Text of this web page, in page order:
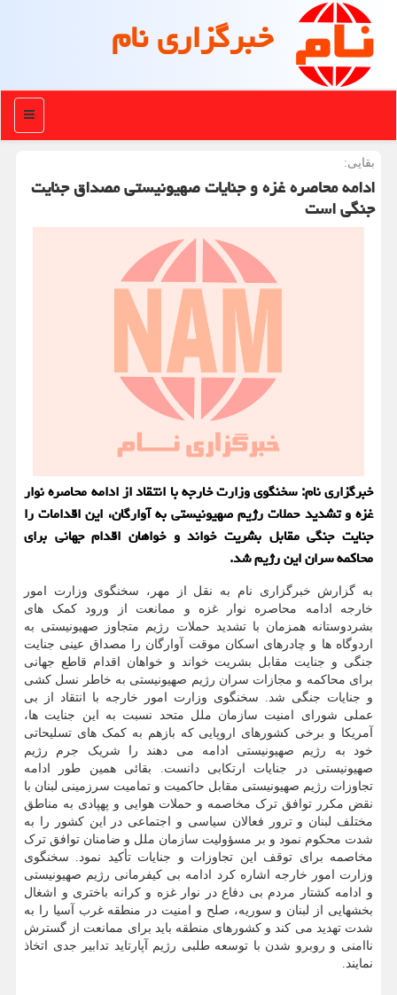
خبرگزاری نام
منو
بقایی:
ادامه محاصره غزه و جنایات صهیونیستی مصداق جنایت
جنگی است
خبرگزاری نام: سخنگوی وزارت خارجه با انتقاد از ادامه محاصره نوار
غزه و تشدید حملات رژیم صهیونیستی به آوارگان، این اقدامات را
جنایت جنگی مقابل بشریت خواند و خواهان اقدام جهانی برای
محاکمه سران این رژیم شد.
به گزارش خبرگزاری نام به نقل از مهر، سخنگوی وزارت امور
خارجه ادامه محاصره نوار غزه و ممانعت از ورود کمک های
بشردوستانه همزمان با تشدید حملات رژیم متجاوز صهیونیستی به
اردوگاه ها و چادرهای اسکان موقت آوارگان را مصداق عینی جنایت
جنگی و جنایت مقابل بشریت خواند و خواهان اقدام قاطع جهانی
برای محاکمه و مجازات سران رژیم صهیونیستی به خاطر نسل کشی
و جنایات جنگی شد. سخنگوی وزارت امور خارجه با انتقاد از بی
عملی شورای امنیت سازمان ملل متحد نسبت به این جنایت ها،
آمریکا و برخی کشورهای اروپایی که بازهم به کمک های تسلیحاتی
خود به رژیم صهیونیستی ادامه می دهند را شریک جرم رژیم
صهیونیستی در جنایات ارتکابی دانست. بقائی همین طور ادامه
تجاوزات رژیم صهیونیستی مقابل حاکمیت و تمامیت سرزمینی لبنان با
نقض مکرر توافق ترک مخاصمه و حملات هوایی و پهپادی به مناطق
مختلف لبنان و ترور فعالان سیاسی و اجتماعی در این کشور را به
شدت محکوم نمود و بر مسؤولیت سازمان ملل و ضامنان توافق ترک
مخاصمه برای توقف این تجاوزات و جنایات تأکید نمود. سخنگوی
وزارت امور خارجه اشاره کرد ادامه بی کیفرمانی رژیم صهیونیستی
و ادامه کشتار مردم بی دفاع در نوار غزه و کرانه باختری و اشغال
بخشهایی از لبنان و سوریه، صلح و امنیت در منطقه غرب آسیا را به
شدت تهدید می کند و کشورهای منطقه باید برای ممانعت از گسترش
ناامنی و روبرو شدن با توسعه طلبی رژیم آپارتاید تدابیر جدی اتخاذ
نمایند.